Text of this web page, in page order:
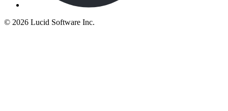
© 2026 Lucid Software Inc.